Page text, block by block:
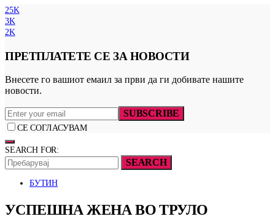
25K
3K
2K
ПРЕТПЛАТЕТЕ СЕ ЗА НОВОСТИ
Внесете го вашиот емаил за први да ги добивате нашите
новости.
SUBSCRIBE
СЕ СОГЛАСУВАМ
SEARCH FOR:
SEARCH
БУТИН
УСПЕШНА ЖЕНА ВО ТРУЛО